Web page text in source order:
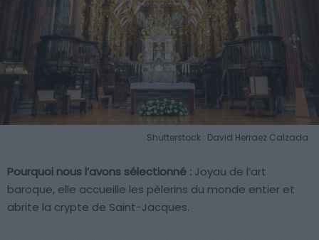
Shutterstock : David Herraez Calzada
Pourquoi nous l’avons sélectionné : Joyau de l’art
baroque, elle accueille les pèlerins du monde entier et
abrite la crypte de Saint-Jacques.